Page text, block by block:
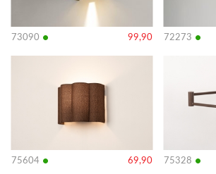
73090 • 99,90 72273 •
75604 • 69,90 75328 •